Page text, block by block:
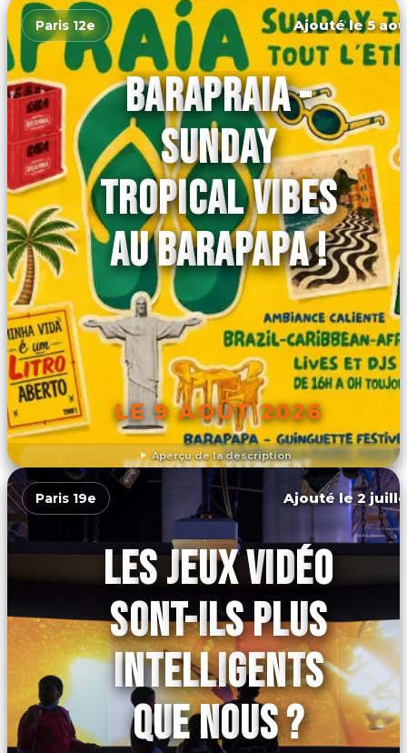
Aperçu de la description
Paris 12e Ajouté le 5
BARAPRAIA -
SUNDAY
TROPICAL VIBES
AU BARAPAPA !
LE 9 AOÛT 2026
DÉCOUVRIR L'ÉVÉNEMENT
Paris 19e Ajouté le 2
LES JEUX VIDÉO
SONT-ILS PLUS
INTELLIGENTS
QUE NOUS ?